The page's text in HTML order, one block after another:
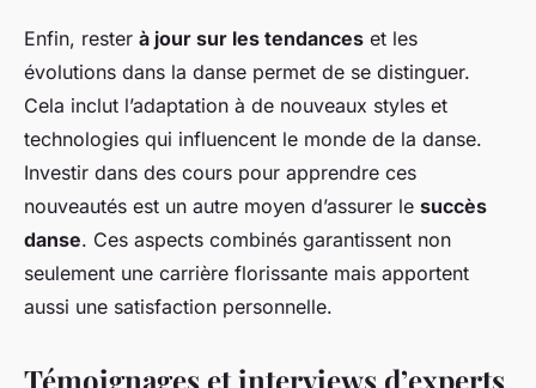
Enfin, rester à jour sur les tendances et les
évolutions dans la danse permet de se distinguer.
Cela inclut l’adaptation à de nouveaux styles et
technologies qui influencent le monde de la danse.
Investir dans des cours pour apprendre ces
nouveautés est un autre moyen d’assurer le succès
danse. Ces aspects combinés garantissent non
seulement une carrière florissante mais apportent
aussi une satisfaction personnelle.
Témoignages et interviews d’experts